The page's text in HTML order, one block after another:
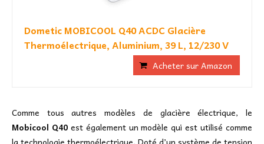
Dometic MOBICOOL Q40 ACDC Glacière
Thermoélectrique, Aluminium, 39 L, 12/230 V
Acheter sur Amazon
Comme tous autres modèles de glacière électrique, le
Mobicool Q40est également un modèle qui est utilisé comme